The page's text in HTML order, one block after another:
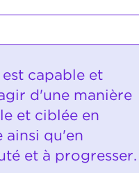
capable et
d'une manière
et ciblée en
ainsi qu'en
et à progresser.